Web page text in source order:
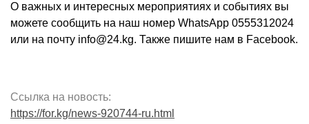
О важных и интересных мероприятиях и событиях вы
можете сообщить на наш номер WhatsApp 0555312024
или на почту info@24.kg. Также пишите нам в Facebook.
Ссылка на новость:
https://for.kg/news-920744-ru.html